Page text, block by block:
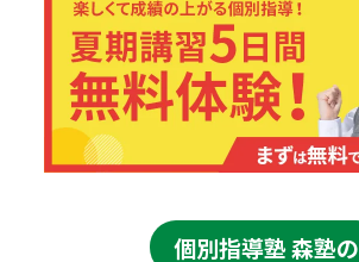
個別指導塾 森塾の